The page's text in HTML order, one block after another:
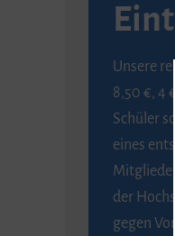
Unsere
8,50 €, 4
Schüler
eines
der
gegen